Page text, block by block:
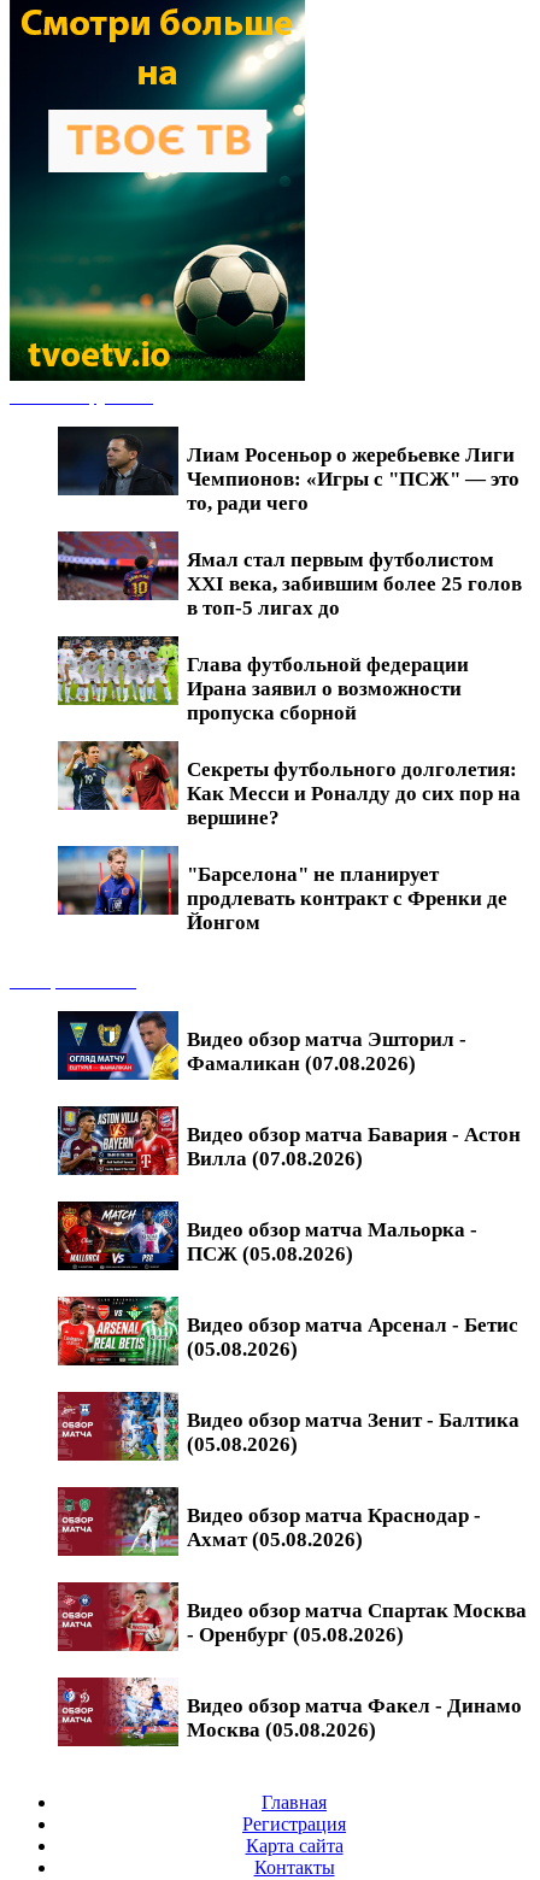
Лиам Росеньор о жеребьевке Лиги
Чемпионов: «Игры с "ПСЖ" — это
то, ради чего
Ямал стал первым футболистом
XXI века, забившим более 25 голов
в топ-5 лигах до
Глава футбольной федерации
Ирана заявил о возможности
пропуска сборной
Секреты футбольного долголетия:
Как Месси и Роналду до сих пор на
вершине?
"Барселона" не планирует
продлевать контракт с Френки де
Йонгом
Видео обзор матча Эшторил -
Фамаликан (07.08.2026)
Видео обзор матча Бавария - Астон
Вилла (07.08.2026)
Видео обзор матча Мальорка -
ПСЖ (05.08.2026)
Видео обзор матча Арсенал - Бетис
(05.08.2026)
Видео обзор матча Зенит - Балтика
(05.08.2026)
Видео обзор матча Краснодар -
Ахмат (05.08.2026)
Видео обзор матча Спартак Москва
- Оренбург (05.08.2026)
Видео обзор матча Факел - Динамо
Москва (05.08.2026)
Главная
Регистрация
Карта сайта
Контакты